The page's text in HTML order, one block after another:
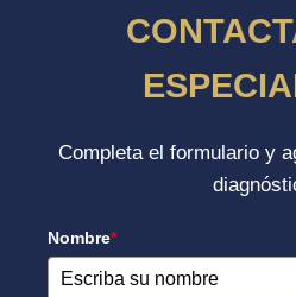
Completa el formulario y
Nombre*